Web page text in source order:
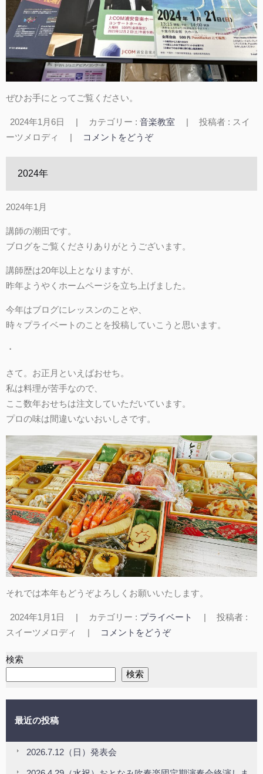
ぜひお手にとってご覧ください。
2024年1月6日 カテゴリー :音楽教室
投稿者 : スイ
ーツメロディ
コメントをどうぞ
2024年
2024年1月
講師の潮田です。
ブログをご覧くださりありがとうございます。
講師歴は20年以上となりますが、
昨年ようやくホームページを立ち上げました。
今年はブログにレッスンのことや、
時々プライベートのことを投稿していこうと思います。
・
さて。お正月といえばおせち。
私は料理が苦手なので、
ここ数年おせちは注文していただいています。
プロの味は間違いないおいしさです。
それでは本年もどうぞよろしくお願いいたします。
2024年1月1日 カテゴリー : プライベート
投稿者 :
スイーツメロディ
コメントをどうぞ
検索
検索
最近の投稿
2026.7.12（日）発表会